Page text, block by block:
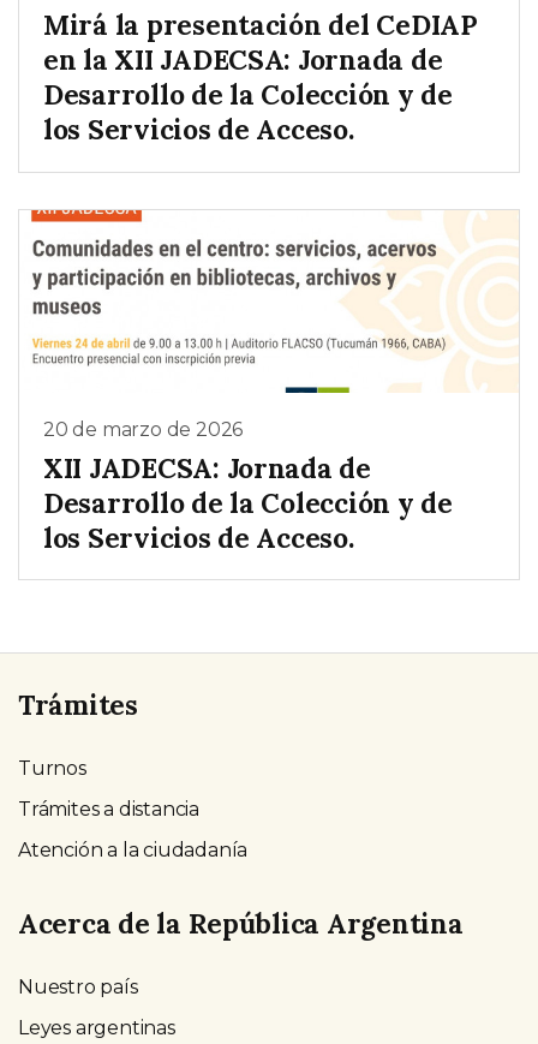
Mirá la presentación del CeDIAP
en la XII JADECSA: Jornada de
Desarrollo de la Colección y de
los Servicios de Acceso.
20 de marzo de 2026
XII JADECSA: Jornada de
Desarrollo de la Colección y de
los Servicios de Acceso.
Trámites
Turnos
Trámites a distancia
Atención a la ciudadanía
Acerca de la República Argentina
Nuestro país
Leyes argentinas